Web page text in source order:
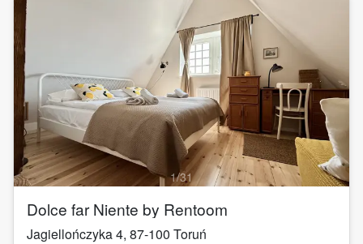
1/31
Dolce far Niente by Rentoom
Jagiellończyka 4, 87-100 Toruń